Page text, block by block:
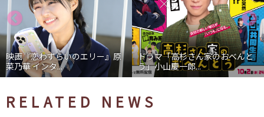
ドラマ「高杉さん家のおべんと
う」小山慶一郎...
映画『わたしの幸せな結婚』髙
石あかり インタ...
RELATED NEWS